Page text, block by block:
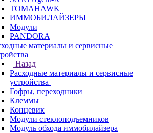
TOMAHAWK
ИММОБИЛАЙЗЕРЫ
Модули
PANDORA
материалы и сервисные
Назад
Расходные материалы и сервисные
устройства
Гофры, переходники
Клеммы
Концевик
Модули стеклоподъемников
Модуль обхода иммобилайзера